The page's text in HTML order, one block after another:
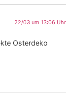
22/03 um 13:06 Uhr
Osterdeko